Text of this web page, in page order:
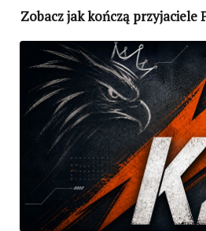
Zobacz jak kończą przyjaciele